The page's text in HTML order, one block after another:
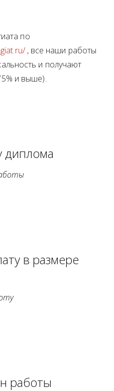
по
, все наши работы
и получают
и выше).
диплома
в размере
работы